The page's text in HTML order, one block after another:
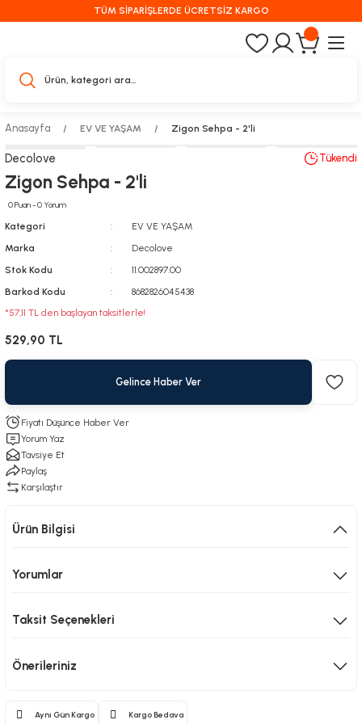
TÜM SİPARİŞLERDE ÜCRETSİZ KARGO
Anasayfa EV VE YAŞAM Zigon Sehpa - 2'li
Decolove Tükendi
Zigon Sehpa - 2'li
0 Puan - 0 Yorum
Kategori
EV VE YAŞAM
Marka
Decolove
Stok Kodu
11.002897.00
Barkod Kodu
8682826045438
*57,11 TL den başlayan taksitlerle!
529,90 TL
Gelince Haber Ver
Fiyatı Düşünce Haber Ver
Yorum Yaz
Tavsiye Et
Paylaş
Karşılaştır
Ürün Bilgisi
Yorumlar
Taksit Seçenekleri
Önerileriniz
Aynı Gün Kargo Kargo Bedava